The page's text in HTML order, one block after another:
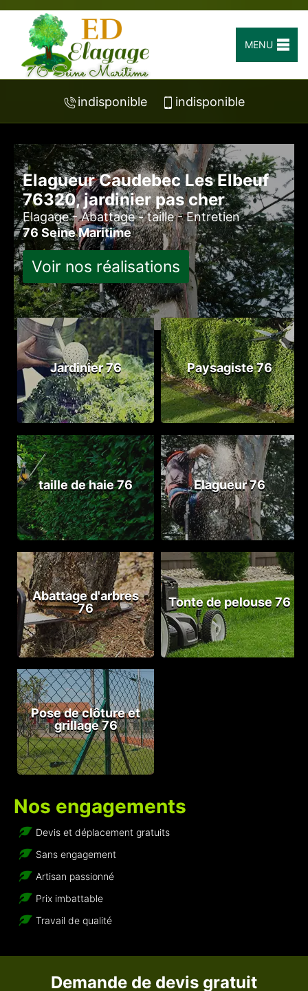
MENU
indisponible indisponible
Elagueur Caudebec Les Elbeuf
76320, jardinier pas cher
Elagage - Abattage - taille - Entretien
76 Seine Maritime
Voir nos réalisations
Jardinier 76 Paysagiste 76
taille de haie 76 Elagueur 76
Abattage d'arbres
76
Tonte de pelouse 76
Pose de clôture et
grillage 76
Nos engagements
Devis et déplacement gratuits
Sans engagement
Artisan passionné
Prix imbattable
Travail de qualité
Demande de devis gratuit